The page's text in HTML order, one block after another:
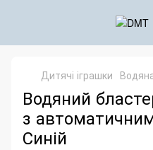
Дитячі іграшки
Водяний
з
Синій